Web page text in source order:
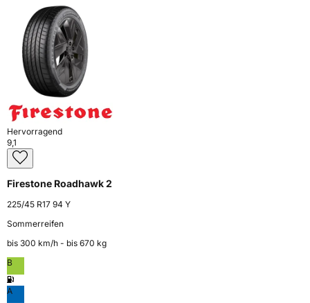
Hervorragend
9,1
Firestone Roadhawk 2
225/45 R17 94 Y
Sommerreifen
bis 300 km⁠/⁠h - bis 670 kg
B
A